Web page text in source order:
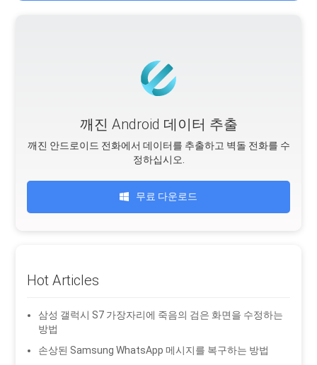
깨진 Android 데이터 추출
깨진 안드로이드 전화에서 데이터를 추출하고 벽돌 전화를 수
정하십시오.
무료 다운로드
Hot Articles
삼성 갤럭시 S7 가장자리에 죽음의 검은 화면을 수정하는
방법
손상된 Samsung WhatsApp 메시지를 복구하는 방법